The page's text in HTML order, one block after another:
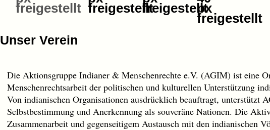
Unser Verein
Die Aktionsgruppe Indianer & Menschenrechte e.V. (AGIM) ist eine
Menschenrechtsarbeit der politischen und kulturellen Unterstützung
Von indianischen Organisationen ausdrücklich beauftragt, unterstützt
Selbstbestimmung und Anerkennung als souveräne Nationen. Die
Zusammenarbeit und gegenseitigem Austausch mit den indianischen